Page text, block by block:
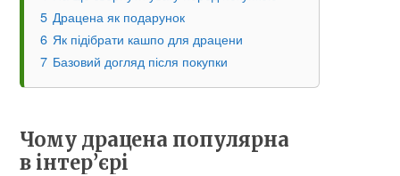
5 Драцена як подарунок
6 Як підібрати кашпо для драцени
7 Базовий догляд після покупки
Чому драцена популярна
в інтер’єрі